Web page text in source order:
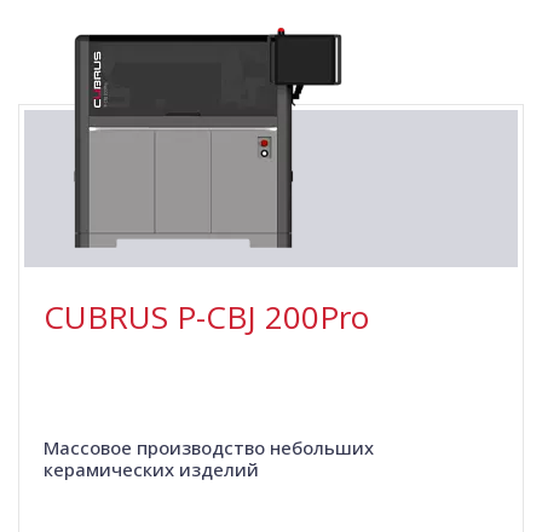
CUBRUS P-СBJ 200Pro
Массовое производство небольших
керамических изделий